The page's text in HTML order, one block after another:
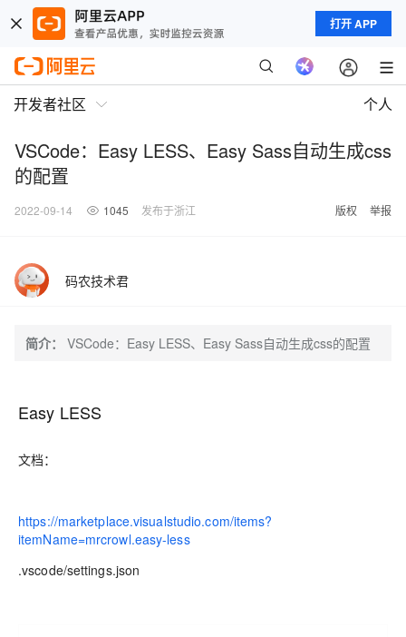
打开 APP
开发者社区 个人
VSCode：Easy LESS、Easy Sass自动生成css
的配置
2022-09-14 1045 发布于浙江 版权 举报
码农技术君
简介： VSCode：Easy LESS、Easy Sass自动生成css的配置
Easy LESS
文档：
https://marketplace.visualstudio.com/items?
itemName=mrcrowl.easy-less
.vscode/settings.json